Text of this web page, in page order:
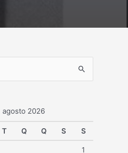
agosto 2026
T Q Q S S
1